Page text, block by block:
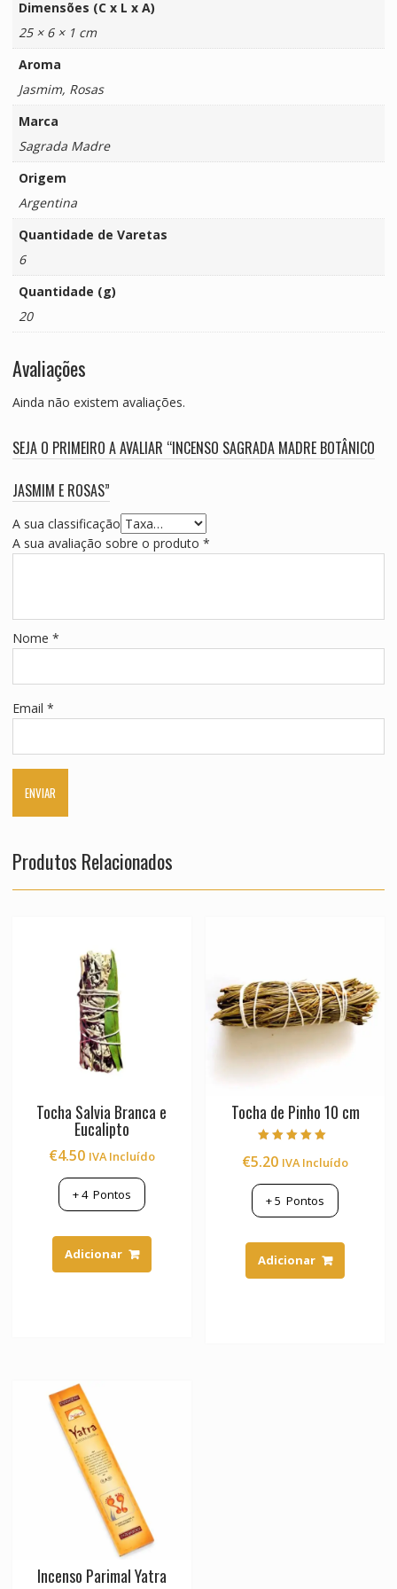
Dimensões (C x L x A)
25 × 6 × 1 cm
Aroma
Jasmim, Rosas
Marca
Sagrada Madre
Origem
Argentina
Quantidade de Varetas
6
Quantidade (g)
20
Avaliações
Ainda não existem avaliações.
SEJA O PRIMEIRO A AVALIAR “INCENSO SAGRADA MADRE BOTÂNICO
JASMIM E ROSAS”
A sua classificação
A sua avaliação sobre o produto *
Nome *
Email *
Produtos Relacionados
Tocha Salvia Branca e
Eucalipto
€4.50 IVA Incluído
+4Pontos
Adicionar
Tocha de Pinho 10 cm
5.00
€5.20 IVA Incluído
+5 Pontos
Adicionar
Incenso Parimal Yatra